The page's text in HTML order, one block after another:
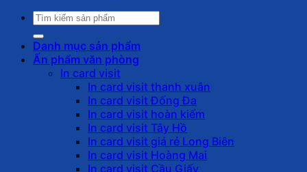
Tìm
kiếm:
Danh mục sản phẩm
Ấn phẩm văn phòng
In card visit
In card visit thanh xuân
In card visit Đống Đa
In card visit hoàn kiếm
In card visit Tây Hồ
In card visit giá rẻ Long Biên
In card visit Hoàng Mai
In card visit Cầu Giấy